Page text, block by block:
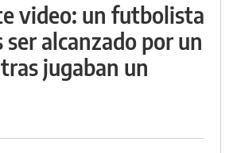
video: un futbolista
alcanzado por un
jugaban un